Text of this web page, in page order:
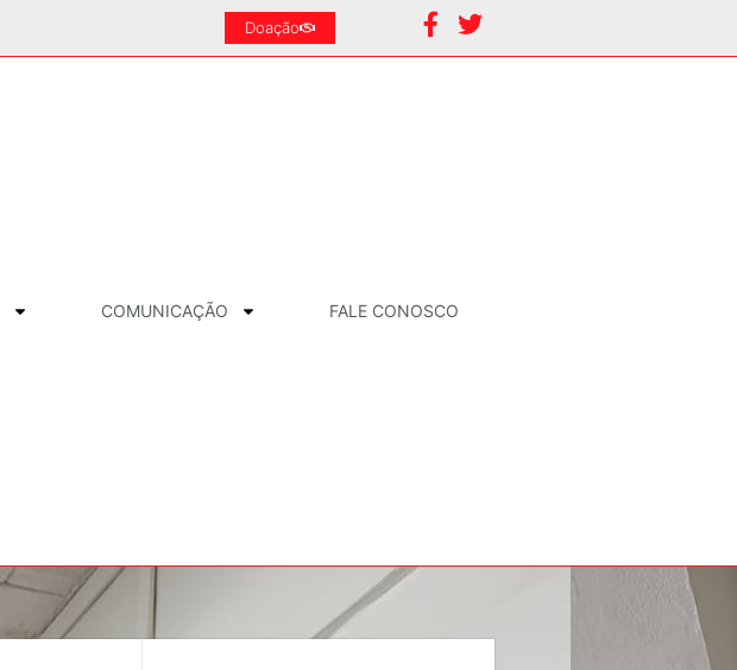
Doação
COMUNICAÇÃO FALE CONOSCO